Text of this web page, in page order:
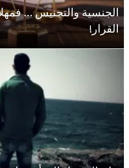
الجنسية والتجنيس …
القرار!